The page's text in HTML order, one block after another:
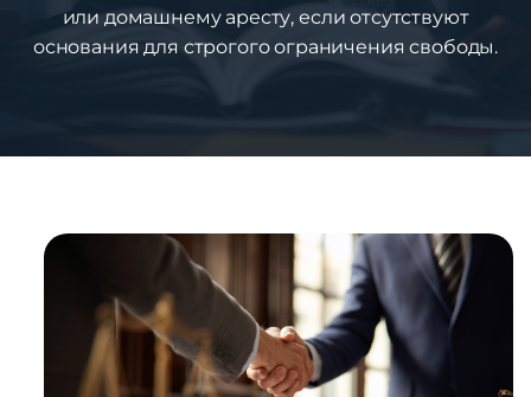
или домашнему аресту, если отсутствуют
основания для строгого ограничения свободы.
ВЫИГРАННЫХ
ДЕЛ